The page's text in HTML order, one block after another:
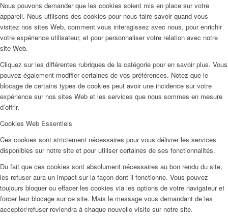
Nous pouvons demander que les cookies soient mis en place sur votre
appareil. Nous utilisons des cookies pour nous faire savoir quand vous
visitez nos sites Web, comment vous interagissez avec nous, pour enrichir
votre expérience utilisateur, et pour personnaliser votre relation avec notre
site Web.
Cliquez sur les différentes rubriques de la catégorie pour en savoir plus. Vous
pouvez également modifier certaines de vos préférences. Notez que le
blocage de certains types de cookies peut avoir une incidence sur votre
expérience sur nos sites Web et les services que nous sommes en mesure
d’offrir.
Cookies Web Essentiels
Ces cookies sont strictement nécessaires pour vous délivrer les services
disponibles sur notre site et pour utiliser certaines de ses fonctionnalités.
Du fait que ces cookies sont absolument nécessaires au bon rendu du site,
les refuser aura un impact sur la façon dont il fonctionne. Vous pouvez
toujours bloquer ou effacer les cookies via les options de votre navigateur et
forcer leur blocage sur ce site. Mais le message vous demandant de les
accepter/refuser reviendra à chaque nouvelle visite sur notre site.